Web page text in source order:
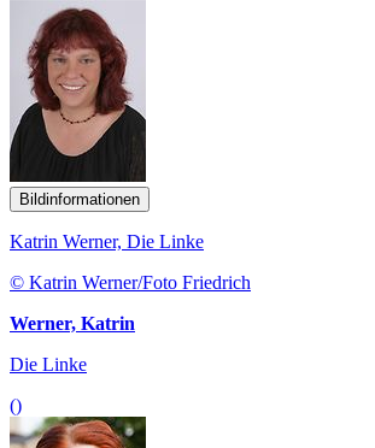
Bildinformationen
Katrin Werner, Die Linke
© Katrin Werner/Foto Friedrich
Werner, Katrin
Die Linke
()